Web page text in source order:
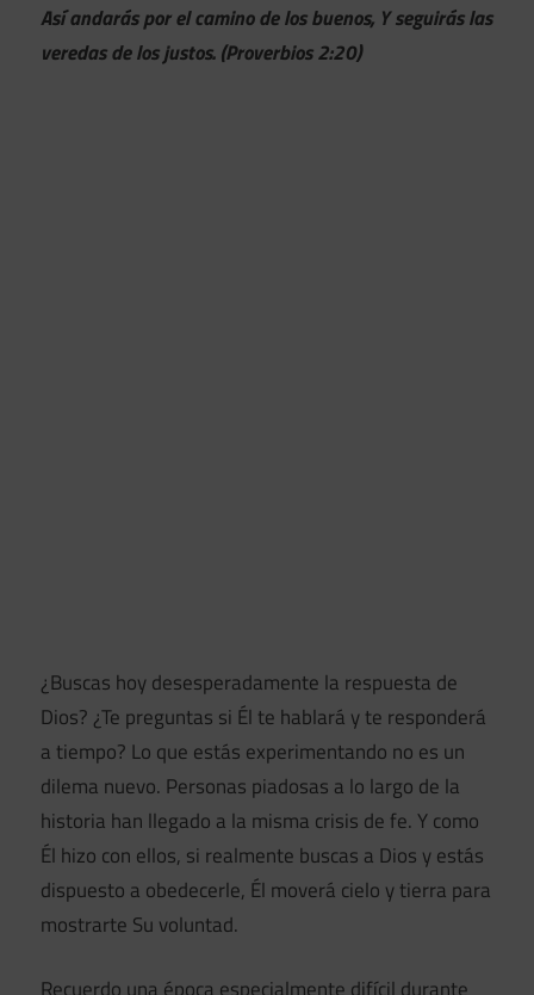
Así andarás por el camino de los buenos, Y seguirás las
veredas de los justos. (Proverbios 2:20)
¿Buscas hoy desesperadamente la respuesta de
Dios? ¿Te preguntas si Él te hablará y te responderá
a tiempo? Lo que estás experimentando no es un
dilema nuevo. Personas piadosas a lo largo de la
historia han llegado a la misma crisis de fe. Y como
Él hizo con ellos, si realmente buscas a Dios y estás
dispuesto a obedecerle, Él moverá cielo y tierra para
mostrarte Su voluntad.